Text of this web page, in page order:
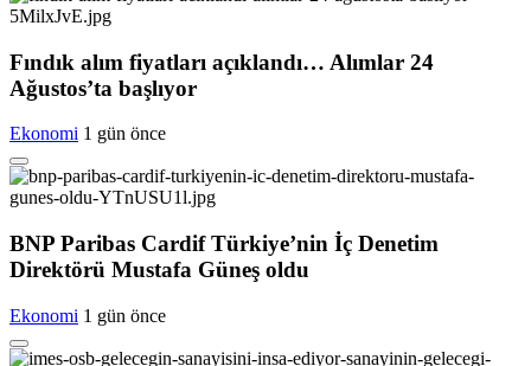
Fındık alım fiyatları açıklandı… Alımlar 24
Ağustos’ta başlıyor
Ekonomi 1 gün önce
BNP Paribas Cardif Türkiye’nin İç Denetim
Direktörü Mustafa Güneş oldu
Ekonomi 1 gün önce